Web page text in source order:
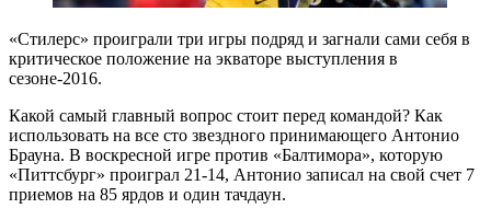
«Стилерс» проиграли три игры подряд и загнали сами себя в
критическое положение на экваторе выступления в
сезоне-2016.
Какой самый главный вопрос стоит перед командой? Как
использовать на все сто звездного принимающего Антонио
Брауна. В воскресной игре против «Балтимора», которую
«Питтсбург» проиграл 21-14, Антонио записал на свой счет 7
приемов на 85 ярдов и один тачдаун.